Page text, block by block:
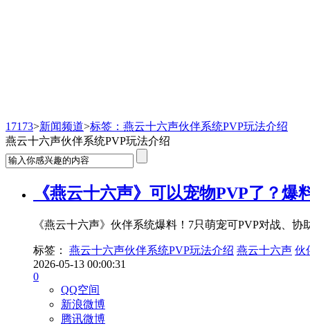
17173>新闻频道>标签：燕云十六声伙伴系统PVP玩法介绍
燕云十六声伙伴系统PVP玩法介绍
《燕云十六声》可以宠物PVP了？爆
《燕云十六声》伙伴系统爆料！7只萌宠可PVP对战、
标签： 燕云十六声伙伴系统PVP玩法介绍 燕云十六声 伙
2026-05-13 00:00:31
0
QQ空间
新浪微博
腾讯微博